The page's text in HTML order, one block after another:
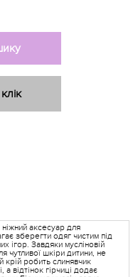
аксесуар для
зберегти одяг чистим під
ігор. Завдяки мусліновій
чутливої шкіри дитини, не
крій робить слинявчик
а відтінок гірчиці додає